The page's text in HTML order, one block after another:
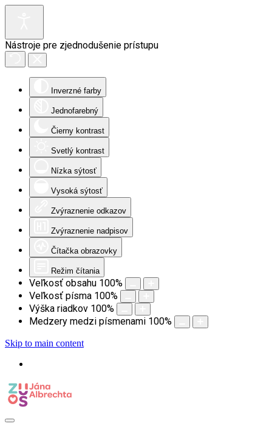
Nástroje pre zjednodušenie prístupu
Inverzné farby
Jednofarebný
Čierny kontrast
Svetlý kontrast
Nízka sýtosť
Vysoká sýtosť
Zvýraznenie odkazov
Zvýraznenie nadpisov
Čítačka obrazovky
Režim čítania
Veľkosť obsahu 100%
Veľkosť písma 100%
Výška riadkov 100%
Medzery medzi písmenami 100%
Skip to main content